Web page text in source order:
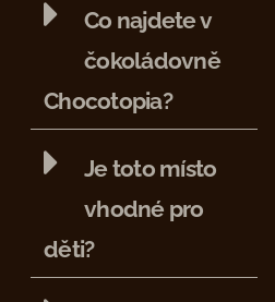
Co najdete v
čokoládovně
Chocotopia?
Je toto místo
vhodné pro
děti?